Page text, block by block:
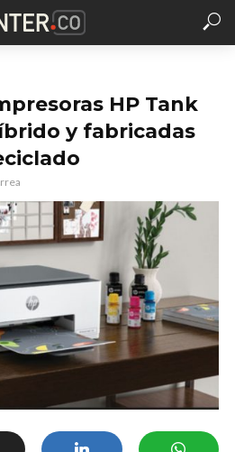
HP Tank
y fabricadas